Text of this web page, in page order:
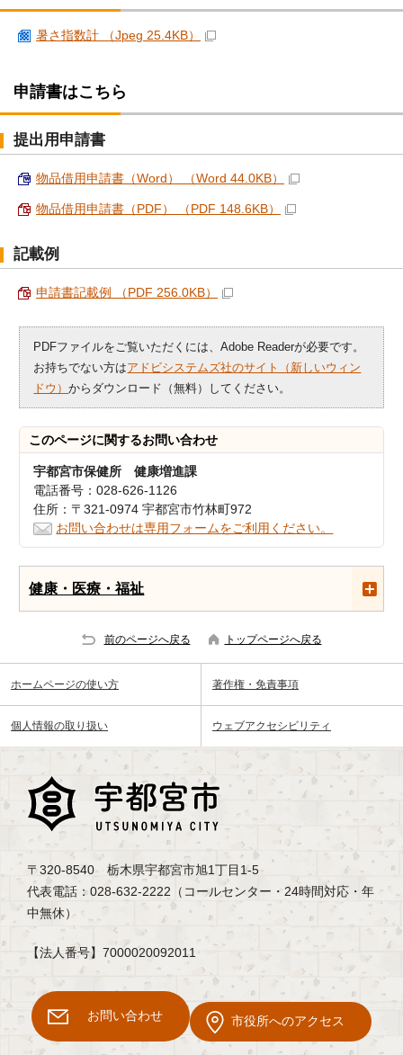
暑さ指数計 （Jpeg 25.4KB）
申請書はこちら
提出用申請書
物品借用申請書（Word） （Word 44.0KB）
物品借用申請書（PDF） （PDF 148.6KB）
記載例
申請書記載例 （PDF 256.0KB）
PDFファイルをご覧いただくには、Adobe Readerが必要です。
お持ちでない方はアドビシステムズ社のサイト（新しいウィン
ドウ）からダウンロード（無料）してください。
このページに関するお問い合わせ
宇都宮市保健所 健康増進課
電話番号：028-626-1126
住所：〒321-0974 宇都宮市竹林町972
お問い合わせは専用フォームをご利用ください。
健康・医療・福祉
前のページへ戻る トップページへ戻る
ホームページの使い方 著作権・免責事項
個人情報の取り扱い ウェブアクセシビリティ
〒320-8540 栃木県宇都宮市旭1丁目1-5
代表電話：028-632-2222（コールセンター・24時間対応・年
中無休）
【法人番号】7000020092011
お問い合わせ 市役所へのアクセス